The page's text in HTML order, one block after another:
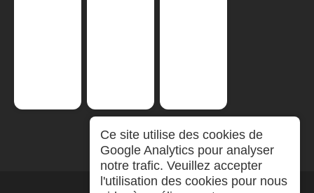
Ce site utilise des cookies de
Google Analytics pour analyser
notre trafic. Veuillez accepter
l'utilisation des cookies pour nous